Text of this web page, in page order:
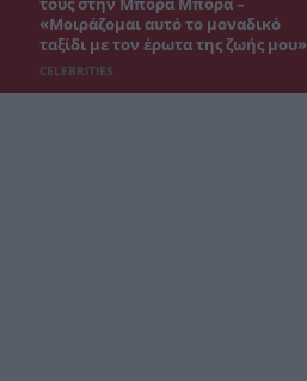
τους στην Μπόρα Μπόρα –
«Μοιράζομαι αυτό το μοναδικό
ταξίδι με τον έρωτα της ζωής μου»
CELEBRITIES